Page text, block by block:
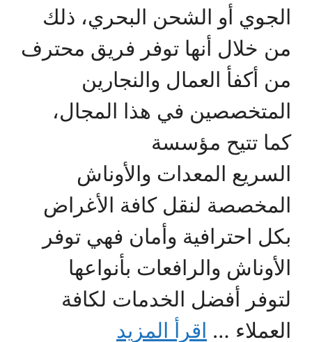
الجوي أو الشحن البحري، ذلك
من خلال أنها توفر فريق محترف
من أكفأ العمال والنجارين
المتخصصين في هذا المجال،
كما تتيح مؤسسة
السريع المعدات والأوناش
المخصصة لنقل كافة الأغراض
بكل احترافية وأمان فهي توفر
الأوناش والرافعات بأنواعها
لتوفر أفضل الخدمات لكافة
العملاء … اقرأ المزيد